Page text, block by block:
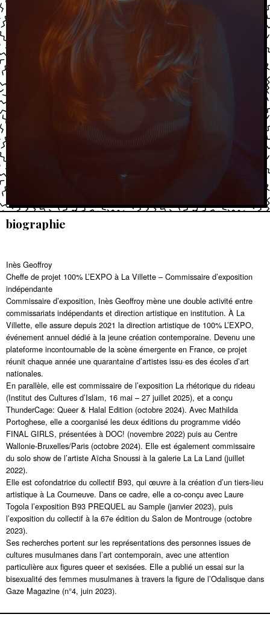
biographie
Inès Geoffroy
Cheffe de projet 100% L’EXPO à La Villette – Commissaire d’exposition
indépendante
Commissaire d’exposition, Inès Geoffroy mène une double activité entre
commissariats indépendants et direction artistique en institution. À La
Villette, elle assure depuis 2021 la direction artistique de 100% L’EXPO,
événement annuel dédié à la jeune création contemporaine. Devenu une
plateforme incontournable de la scène émergente en France, ce projet
réunit chaque année une quarantaine d’artistes issu·es des écoles d’art
nationales.
En parallèle, elle est commissaire de l’exposition La rhétorique du rideau
(Institut des Cultures d’Islam, 16 mai – 27 juillet 2025), et a conçu
ThunderCage: Queer & Halal Edition (octobre 2024). Avec Mathilda
Portoghese, elle a coorganisé les deux éditions du programme vidéo
FINAL GIRLS, présentées à DOC! (novembre 2022) puis au Centre
Wallonie-Bruxelles/Paris (octobre 2024). Elle est également commissaire
du solo show de l’artiste Aïcha Snoussi à la galerie La La Land (juillet
2022).
Elle est cofondatrice du collectif B93, qui œuvre à la création d’un tiers-lieu
artistique à La Courneuve. Dans ce cadre, elle a co-conçu avec Laure
Togola l’exposition B93 PREQUEL au Sample (janvier 2023), puis
l’exposition du collectif à la 67e édition du Salon de Montrouge (octobre
2023).
Ses recherches portent sur les représentations des personnes issues de
cultures musulmanes dans l’art contemporain, avec une attention
particulière aux figures queer et sexisées. Elle a publié un essai sur la
bisexualité des femmes musulmanes à travers la figure de l’Odalisque dans
Gaze Magazine (n°4, juin 2023).